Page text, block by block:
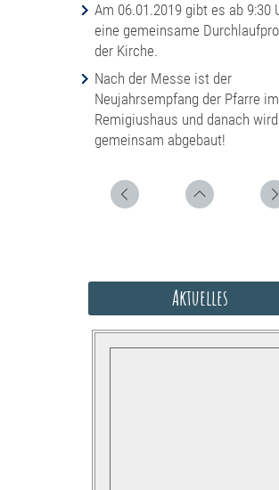
Am 06.01.2019 gibt es ab 9:30
eine gemeinsame
der Kirche.
Nach der Messe ist der
Neujahrsempfang der Pfarre im
Remigiushaus und danach wird
gemeinsam abgebaut!
Aktuelles